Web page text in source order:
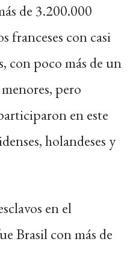
de 3.200.000
franceses con casi
con poco más de un
pero
en este
holandeses y
en el
Brasil con más de